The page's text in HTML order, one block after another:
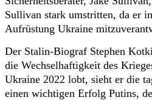
Sullivan stark umstritten, da er
Aufrüstung Ukraine
Der Stalin-Biograf Stephen
die Wechselhaftigkeit des
Ukraine 2022 lobt, sieht er die
einen wichtigen Erfolg Putins,